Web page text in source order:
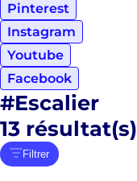
Pinterest
Instagram
Youtube
Facebook
#Escalier
13 résultat(s)
Filtrer